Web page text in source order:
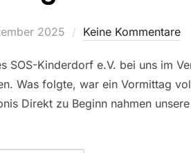
2025 Keine Kommentare
Kinderdorf e.V. bei uns im
Was folgte, war ein Vormittag
Direkt zu Beginn nahmen